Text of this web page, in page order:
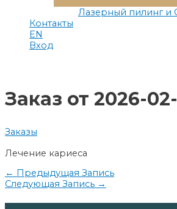
Лазерный пилинг и
Контакты
EN
Вход
Заказ от 2026-
Заказы
Лечение кариеса
Навигация
по
← Предыдущая Запись
Следующая Запись →